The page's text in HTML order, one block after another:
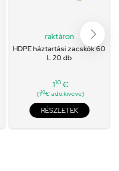
raktáron
HDPE háztartási zacskók 60
L 20 db
Ár
110€
(110€ adó.kivéve)
RÉSZLETEK